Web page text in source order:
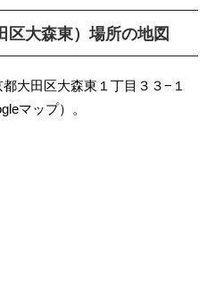
区大森東）場所の地図
大田区大森東１丁目３３−１
マップ）。